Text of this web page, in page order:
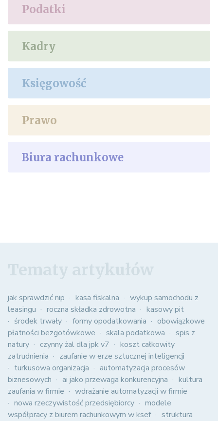
Podatki
Kadry
Księgowość
Prawo
Biura rachunkowe
jak sprawdzić nip kasa fiskalna
wykup samochodu z
leasingu
roczna składka zdrowotna
kasowy pit
środek trwały
formy opodatkowania
obowiązkowe
płatności bezgotówkowe
skala podatkowa
spis z
natury
czynny żal dla jpk v7
koszt całkowity
zatrudnienia
zaufanie w erze sztucznej inteligencji
turkusowa organizacja
automatyzacja procesów
biznesowych
ai jako przewaga konkurencyjna
kultura
zaufania w firmie
wdrażanie automatyzacji w firmie
nowa rzeczywistość przedsiębiorcy
modele
współpracy z biurem rachunkowym w ksef
struktura